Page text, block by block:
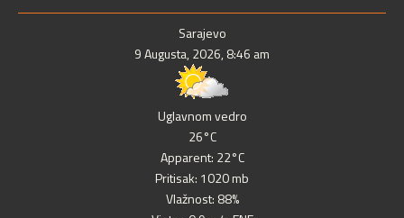
Sarajevo
9 Augusta, 2026, 8:46 am
Uglavnom vedro
26°C
Apparent: 22°C
Pritisak: 1020 mb
Vlažnost: 88%